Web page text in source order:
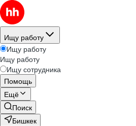
Ищу работу
Ищу работу
Ищу работу
Ищу сотрудника
Помощь
Ещё
Поиск
Бишкек